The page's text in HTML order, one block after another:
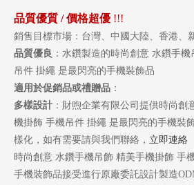
品質優質 /價格超優 !!!
銷售目標市場：台灣、中國大陸、香港、
品質優良 ：水鑽製造的時尚創意 水鑽手
吊件 掛繩 是最閃亮的手機裝飾品
適用於促銷品或禮贈品 ：
多樣設計 ：財煦企業有限公司提供時尚創
機掛飾 手機吊件 掛繩 是最閃亮的手機裝
樣化，如有需要請與我們聯絡， 立即連絡
時尚創意 水鑽手機吊飾 精美手機掛飾 手
手機裝飾品接受進行原廠委託設計製造